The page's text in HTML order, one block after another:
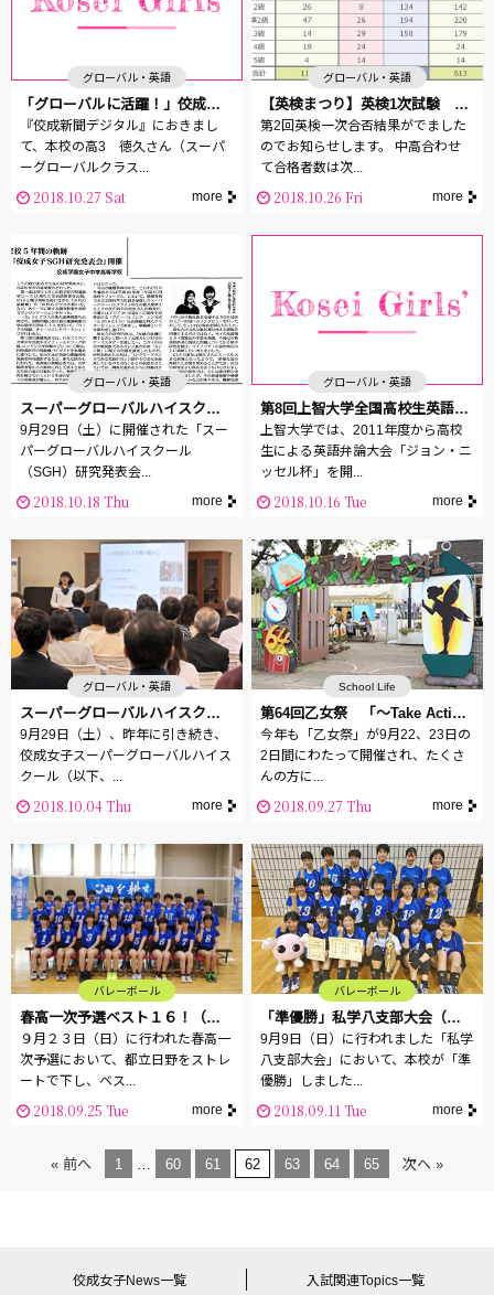
グローバル・英語
「グローバルに活躍！」佼成新聞デジタルに掲載されました
『佼成新聞デジタル』におきまし
て、本校の高3 徳久さん（スーパ
ーグローバルクラス...
2018.10.27 Sat more
グローバル・英語
【英検まつり】英検1次試験 合格結果速報
第2回英検一次合否結果がでました
のでお知らせします。 中高合わせ
て合格者数は次...
2018.10.26 Fri more
グローバル・英語
スーパーグローバルハイスクール（SGH）研究発表会 大学新聞に掲載されました
9月29日（土）に開催された「スー
パーグローバルハイスクール
（SGH）研究発表会...
2018.10.18 Thu more
グローバル・英語
第8回上智大学全国高校生英語弁論大会「ジョン・ニッセル杯」出場
上智大学では、2011年度から高校
生による英語弁論大会「ジョン・ニ
ッセル杯」を開...
2018.10.16 Tue more
グローバル・英語
スーパーグローバルハイスクール（SGH）研究発表会のご報告
9月29日（土）、昨年に引き続き、
佼成女子スーパーグローバルハイス
クール（以下、...
2018.10.04 Thu more
School Life
第64回乙女祭 「～Take Action 踏み出せ新たな1歩～」
今年も「乙女祭」が9月22、23日の
2日間にわたって開催され、たくさ
んの方に...
2018.09.27 Thu more
バレーボール
春高一次予選ベスト１６！（バレーボール部）
９月２３日（日）に行われた春高一
次予選において、都立日野をストレ
ートで下し、ベス...
2018.09.25 Tue more
バレーボール
「準優勝」私学八支部大会（バレーボール部）
9月9日（日）に行われました「私学
八支部大会」において、本校が「準
優勝」しました...
2018.09.11 Tue more
« 前へ 1 60 61 62 63 64 65 次へ »
佼成女子News一覧 入試関連Topics一覧